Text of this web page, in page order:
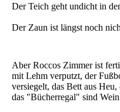
Der Teich geht undicht in
Der Zaun ist längst noch
Aber Roccos Zimmer ist
mit Lehm verputzt, der
versiegelt, das Bett aus
das "Bücherregal" sind